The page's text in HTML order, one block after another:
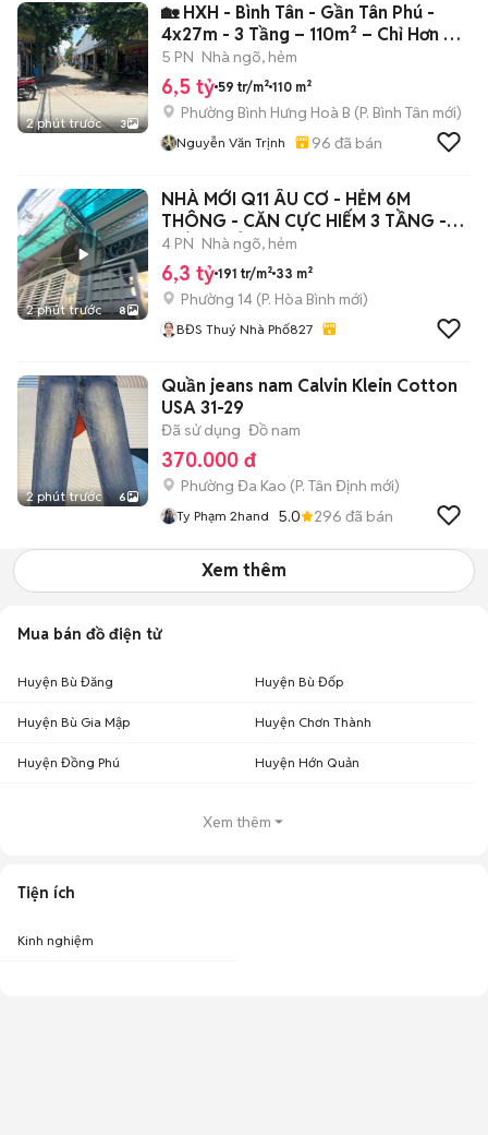
2 phút trước 3
🏡 HXH - Bình Tân - Gần Tân Phú -
4x27m - 3 Tầng – 110m² – Chỉ Hơn 6
tỷ
5 PN Nhà ngõ, hẻm
6,5 tỷ 59 tr/m² 110 m²
Phường Bình Hưng Hoà B (P. Bình Tân mới)
Nguyễn Văn Trịnh 96 đã bán
2 phút trước 8
NHÀ MỚI Q11 ÂU CƠ - HẺM 6M
THÔNG - CĂN CỰC HIẾM 3 TẦNG -
GIÁ 6X TỶ
4 PN Nhà ngõ, hẻm
6,3 tỷ 191 tr/m² 33 m²
Phường 14 (P. Hòa Bình mới)
BĐS Thuý Nhà Phố827
2 phút trước 6
Quần jeans nam Calvin Klein Cotton
USA 31-29
Đã sử dụng Đồ nam
370.000 đ
Phường Đa Kao (P. Tân Định mới)
Ty Phạm 2hand 5.0 296 đã bán
Xem thêm
Mua bán đồ điện tử
Huyện Bù Đăng Huyện Bù Đốp
Huyện Bù Gia Mập Huyện Chơn Thành
Huyện Đồng Phú Huyện Hớn Quản
Xem thêm
Tiện ích
Kinh nghiệm